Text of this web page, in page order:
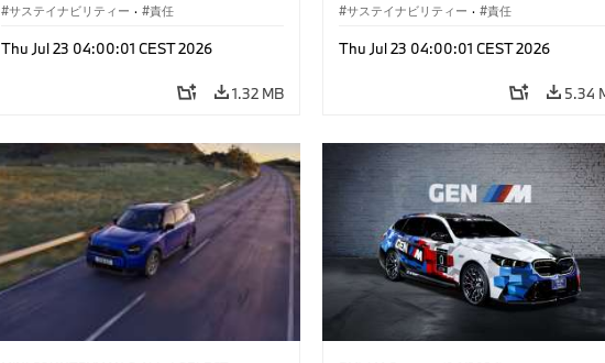
サステイナビリティー · 責任
Thu Jul 23 04:00:01 CEST 2026
1.32 MB
サステイナビリティー · 責任
Thu Jul 23 04:00:01 CEST 2026
5.34